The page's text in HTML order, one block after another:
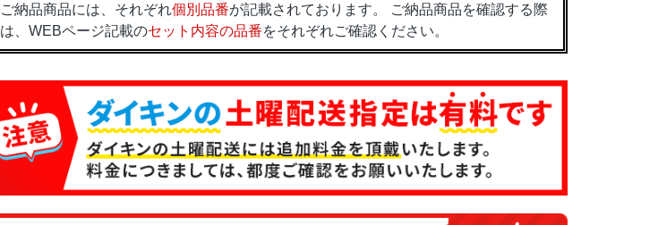
ご納品商品には、それぞれ個別品番が記載されております。 ご納品商品を確認する際
は、WEBページ記載のセット内容の品番をそれぞれご確認ください。